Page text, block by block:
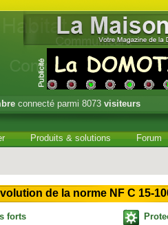
connecté parmi 8073 visiteurs
Produits & solutions Forum
de la norme NF C 15-
forts